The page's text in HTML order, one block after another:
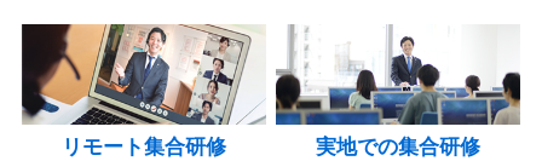
リモート集合研修 実地での集合研修